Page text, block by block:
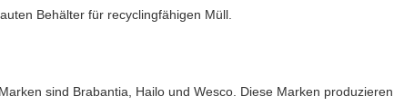
Behälter für recyclingfähigen Müll.
sind Brabantia, Hailo und Wesco. Diese Marken